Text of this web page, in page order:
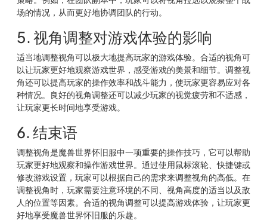
场的情况，从而更好地协调团队的行动。
5. 视角调整对游戏体验的影响
适当地调整视角可以极大地提高玩家的游戏体验。合适的视角可
以让玩家更好地观察游戏世界，感受游戏的美景和细节。调整视
角还可以提高玩家的操作效率和战斗能力，使玩家更容易应对各
种情况。良好的视角调整还可以减少玩家的视觉疲劳和不适感，
让玩家更长时间地享受游戏。
6. 结束语
调整视角是魔兽世界怀旧服中一项重要的操作技巧，它可以帮助
玩家更好地观察和操作游戏世界。通过使用鼠标滚轮、快捷键或
修改游戏设置，玩家可以根据自己的需求来调整视角的高低。在
调整视角时，玩家需要注意环境的不同、视角高度的适当以及敌
人的位置等因素。合适的视角调整可以提高游戏体验，让玩家更
好地享受魔兽世界怀旧服的乐趣。